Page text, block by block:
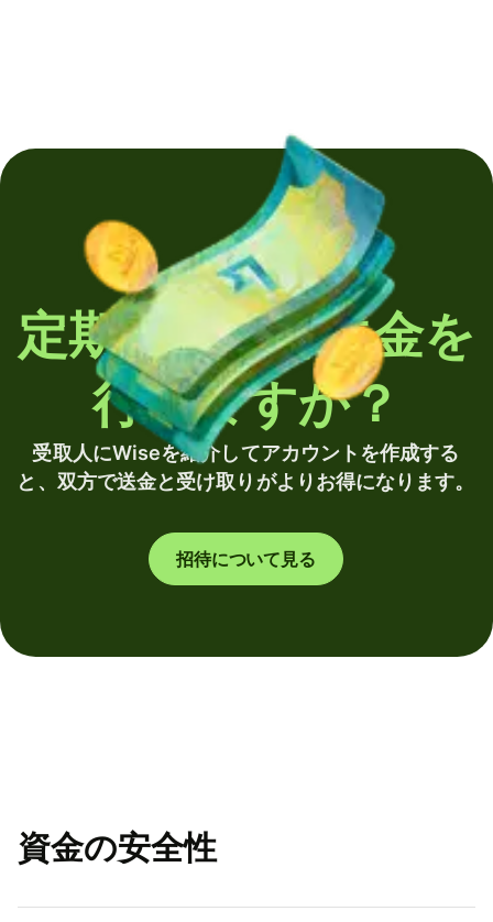
定期的に海外送金を
行いますか？
受取人にWiseを紹介してアカウントを作成する
と、双方で送金と受け取りがよりお得になります。
招待について見る
資金の安全性